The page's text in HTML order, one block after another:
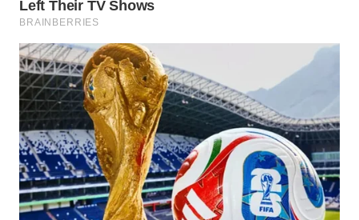
WN
SOLO
WN
BOROBUDUR
WN
MADURA
WN
SURABAYA